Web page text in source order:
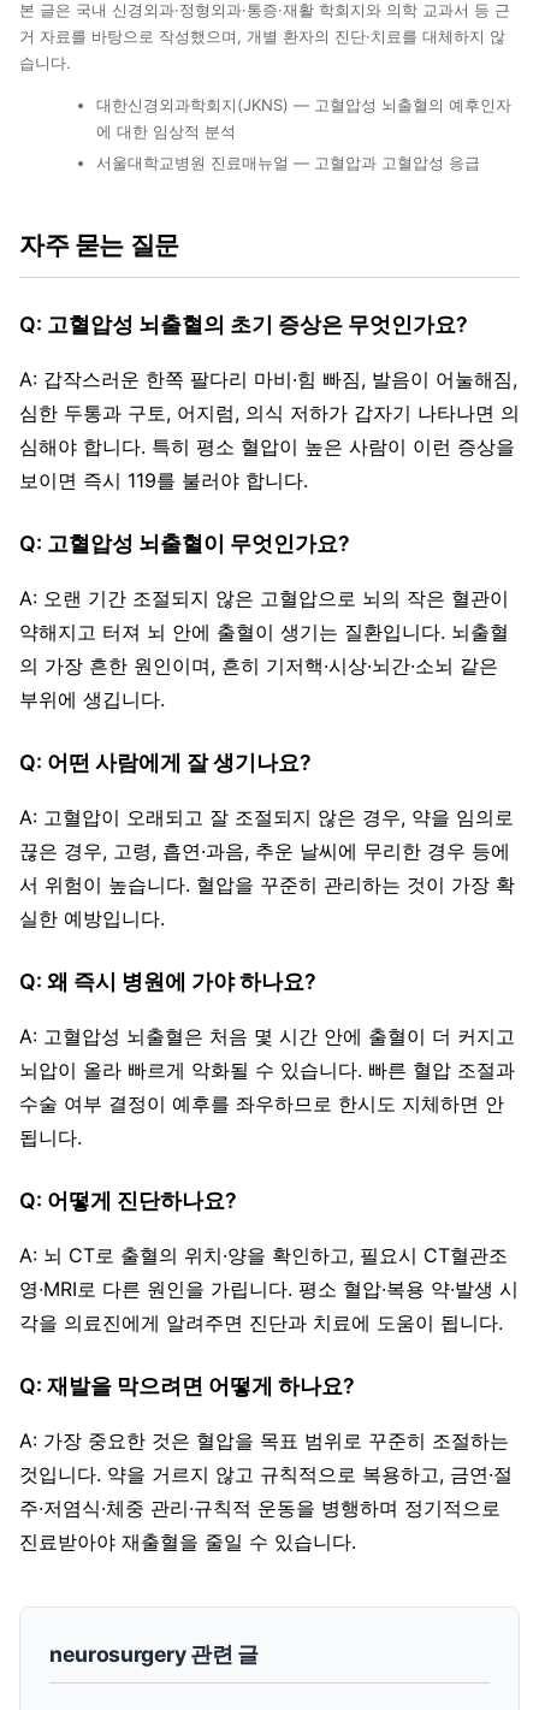
본 글은 국내 신경외과·정형외과·통증·재활 학회지와 의학 교과서 등 근
거 자료를 바탕으로 작성했으며, 개별 환자의 진단·치료를 대체하지 않
습니다.
대한신경외과학회지(JKNS) — 고혈압성 뇌출혈의 예후인자
에 대한 임상적 분석
서울대학교병원 진료매뉴얼 — 고혈압과 고혈압성 응급
자주 묻는 질문
Q: 고혈압성 뇌출혈의 초기 증상은 무엇인가요?
A: 갑작스러운 한쪽 팔다리 마비·힘 빠짐, 발음이 어눌해짐,
심한 두통과 구토, 어지럼, 의식 저하가 갑자기 나타나면 의
심해야 합니다. 특히 평소 혈압이 높은 사람이 이런 증상을
보이면 즉시 119를 불러야 합니다.
Q: 고혈압성 뇌출혈이 무엇인가요?
A: 오랜 기간 조절되지 않은 고혈압으로 뇌의 작은 혈관이
약해지고 터져 뇌 안에 출혈이 생기는 질환입니다. 뇌출혈
의 가장 흔한 원인이며, 흔히 기저핵·시상·뇌간·소뇌 같은
부위에 생깁니다.
Q: 어떤 사람에게 잘 생기나요?
A: 고혈압이 오래되고 잘 조절되지 않은 경우, 약을 임의로
끊은 경우, 고령, 흡연·과음, 추운 날씨에 무리한 경우 등에
서 위험이 높습니다. 혈압을 꾸준히 관리하는 것이 가장 확
실한 예방입니다.
Q: 왜 즉시 병원에 가야 하나요?
A: 고혈압성 뇌출혈은 처음 몇 시간 안에 출혈이 더 커지고
뇌압이 올라 빠르게 악화될 수 있습니다. 빠른 혈압 조절과
수술 여부 결정이 예후를 좌우하므로 한시도 지체하면 안
됩니다.
Q: 어떻게 진단하나요?
A: 뇌 CT로 출혈의 위치·양을 확인하고, 필요시 CT혈관조
영·MRI로 다른 원인을 가립니다. 평소 혈압·복용 약·발생 시
각을 의료진에게 알려주면 진단과 치료에 도움이 됩니다.
Q: 재발을 막으려면 어떻게 하나요?
A: 가장 중요한 것은 혈압을 목표 범위로 꾸준히 조절하는
것입니다. 약을 거르지 않고 규칙적으로 복용하고, 금연·절
주·저염식·체중 관리·규칙적 운동을 병행하며 정기적으로
진료받아야 재출혈을 줄일 수 있습니다.
neurosurgery 관련 글